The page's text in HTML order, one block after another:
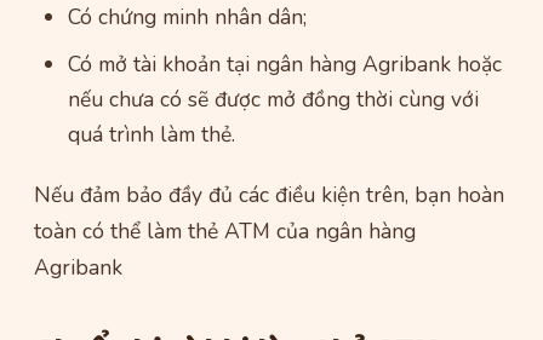
Có chứng minh nhân dân;
Có mở tài khoản tại ngân hàng Agribank hoặc
nếu chưa có sẽ được mở đồng thời cùng với
quá trình làm thẻ.
Nếu đảm bảo đầy đủ các điều kiện trên, bạn hoàn
toàn có thể làm thẻ ATM của ngân hàng
Agribank